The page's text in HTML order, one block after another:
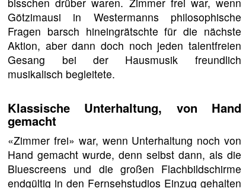
Götzimausi in Westermanns philosophische
Fragen barsch hineingrätschte für die nächste
Aktion, aber dann doch noch jeden talentfreien
Gesang bei der Hausmusik freundlich
musikalisch begleitete.
Klassische Unterhaltung, von Hand
gemacht
«Zimmer frei» war, wenn Unterhaltung noch von
Hand gemacht wurde, denn selbst dann, als die
Bluescreens und die großen Flachbildschirme
endgültig in den Fernsehstudios Einzug gehalten